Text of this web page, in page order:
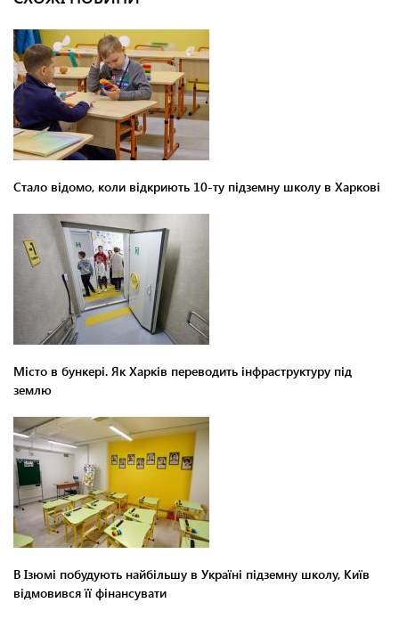
Стало відомо, коли відкриють 10-ту підземну школу в Харкові
Місто в бункері. Як Харків переводить інфраструктуру під
землю
В Ізюмі побудують найбільшу в Україні підземну школу, Київ
відмовився її фінансувати